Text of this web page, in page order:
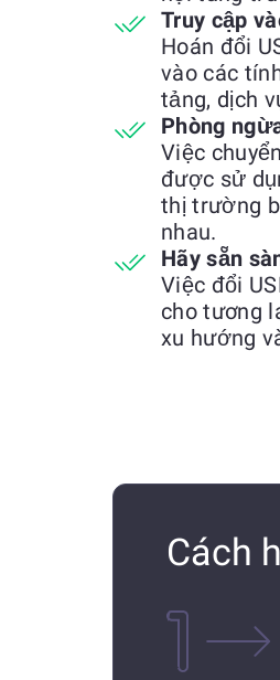
Truy cập
Hoán đổi
vào các
tảng, dịch
Phòng
Việc
được sử
thị trường
nhau.
Hãy sẵn
Việc đổi
cho tương
xu hướng
Cách